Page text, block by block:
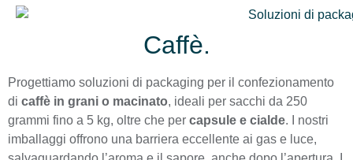
Caffè.
Progettiamo soluzioni di packaging per il confezionamento
di caffè in grani o macinato, ideali per sacchi da 250
grammi fino a 5 kg, oltre che per capsule e cialde. I nostri
imballaggi offrono una barriera eccellente ai gas e luce,